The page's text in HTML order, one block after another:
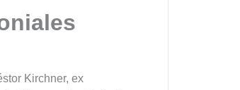
Kirchner, ex